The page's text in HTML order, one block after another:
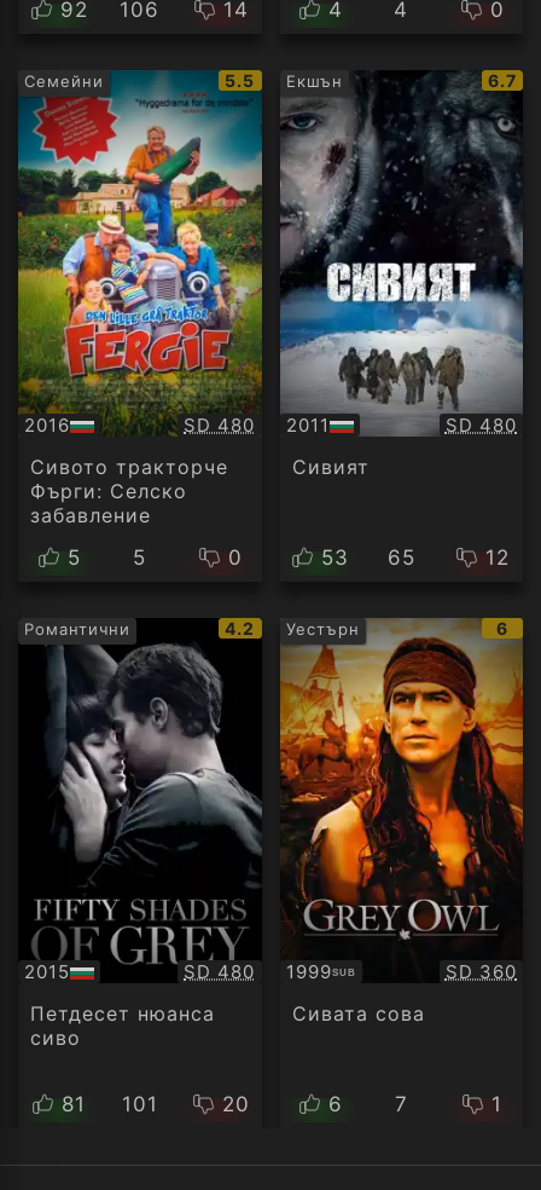
92 106 14 4 4 0
Семейни
IMDb
рейтинг:
5.5
2016
БГ
аудио
Качество:
SD 480
Сивото тракторче
Фърги: Селско
забавление
5
5 0
Екшън
IMDb
6.7
2011
БГ
аудио
SD 480
Сивият
53 65 12
Романтични
IMDb
рейтинг:
4.2
2015
БГ
аудио
Качество:
SD 480
Петдесет нюанса
сиво
81 101 20
Уестърн 6
1999SUB
Субтитри SD 360
Сивата сова
6 7 1